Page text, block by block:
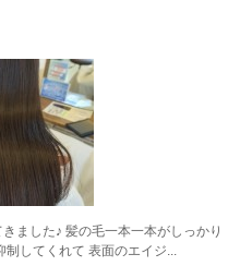
ました♪ 髪の毛一本一本がしっかり
してくれて 表面のエイジ...